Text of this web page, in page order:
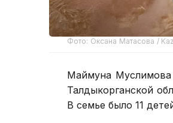
Фото: Оксана Матасова /
Маймуна Муслимова
Талдыкорганской
В семье было 11